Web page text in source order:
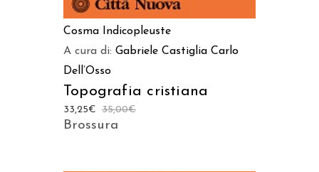
Cosma Indicopleuste
A cura di: Gabriele Castiglia Carlo
Dell’Osso
Topografia cristiana
35,00€
33,25€
Brossura